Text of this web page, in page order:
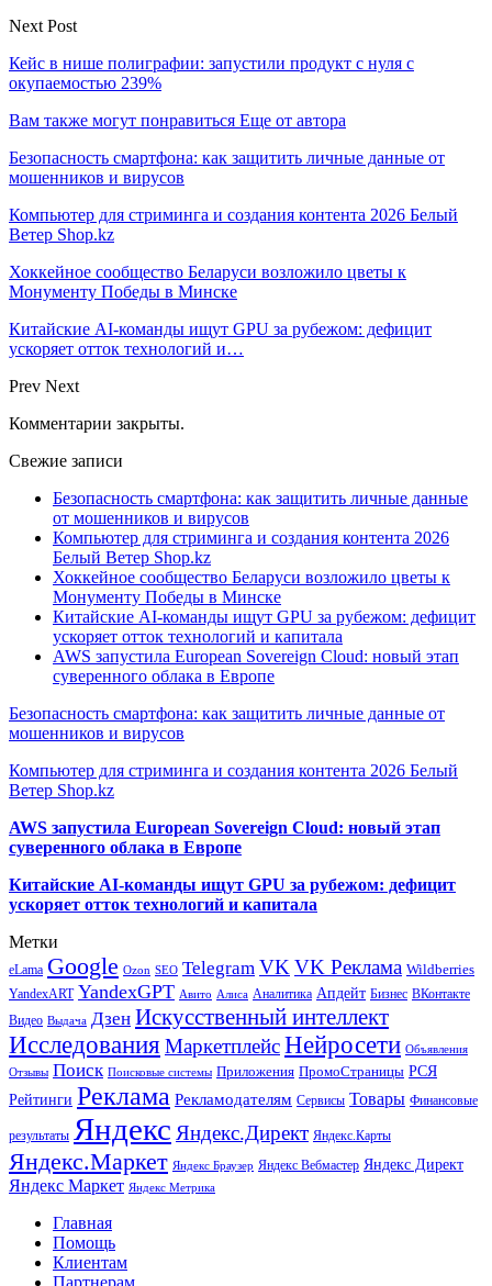
Next Post
Кейс в нише полиграфии: запустили продукт с нуля с
окупаемостью 239%
Вам также могут понравиться Еще от автора
Безопасность смартфона: как защитить личные данные от
мошенников и вирусов
Компьютер для стриминга и создания контента 2026 Белый
Ветер Shop.kz
Хоккейное сообщество Беларуси возложило цветы к
Монументу Победы в Минске
Китайские AI-команды ищут GPU за рубежом: дефицит
ускоряет отток технологий и…
Prev Next
Комментарии закрыты.
Свежие записи
Безопасность смартфона: как защитить личные данные
от мошенников и вирусов
Компьютер для стриминга и создания контента 2026
Белый Ветер Shop.kz
Хоккейное сообщество Беларуси возложило цветы к
Монументу Победы в Минске
Китайские AI-команды ищут GPU за рубежом: дефицит
ускоряет отток технологий и капитала
AWS запустила European Sovereign Cloud: новый этап
суверенного облака в Европе
Безопасность смартфона: как защитить личные данные от
мошенников и вирусов
Компьютер для стриминга и создания контента 2026 Белый
Ветер Shop.kz
AWS запустила European Sovereign Cloud: новый этап
суверенного облака в Европе
Китайские AI-команды ищут GPU за рубежом: дефицит
ускоряет отток технологий и капитала
Метки
eLama Google Ozon SEO Telegram VKVK Реклама Wildberries
YandexART YandexGPT Авито Алиса Аналитика Апдейт Бизнес ВКонтакте
Видео Выдача Дзен Искусственный интеллект
Исследования МаркетплейсНейросети Объявления
Отзывы Поиск Поисковые системы Приложения ПромоСтраницы РСЯ
Рейтинги Реклама Рекламодателям Сервисы Товары Финансовые
результаты Яндекс Яндекс.Директ Яндекс.Карты
Яндекс.Маркет Яндекс Браузер Яндекс Вебмастер Яндекс Директ
Яндекс Маркет Яндекс Метрика
Главная
Помощь
Клиентам